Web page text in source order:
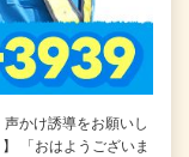
かけ誘導をお願いし
「おはようございま